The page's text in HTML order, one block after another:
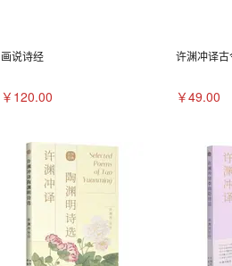
画说诗经
￥120.00
许渊冲译
￥49.00